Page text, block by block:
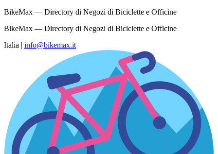
BikeMax — Directory di Negozi di Biciclette e Officine
BikeMax — Directory di Negozi di Biciclette e Officine
Italia | info@bikemax.it